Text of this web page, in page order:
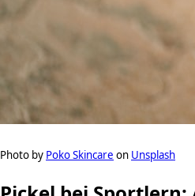
Photo by Poko Skincare on Unsplash